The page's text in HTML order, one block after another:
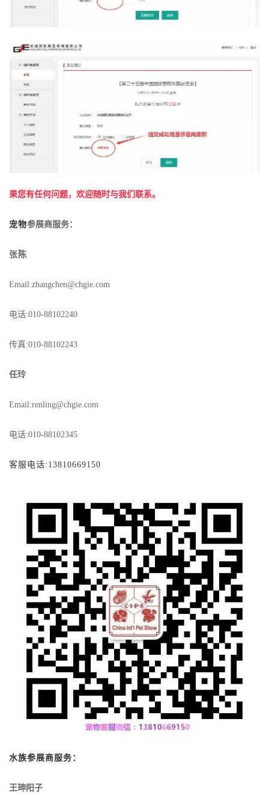
果您有任何问题，欢迎随时与我们联系。
宠物参展商服务：
张陈
Email:zhangchen@chgie.com
电话:010-88102240
传真:010-88102243
任玲
Email:renling@chgie.com
电话:010-88102345
客服电话:13810669150
水族参展商服务：
王珅阳子